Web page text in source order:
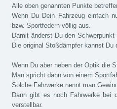
Alle oben genannten Punkte
Wenn Du Dein Fahrzeug einfach
bzw. Sportfedern völlig aus.
Damit änderst Du den
Die original Stoßdämpfer kannst Du
Wenn Du aber neben der Optik die
Man spricht dann von einem
Solche Fahrwerke nennt man
Dann gibt es noch Fahrwerke bei
verstellbar.